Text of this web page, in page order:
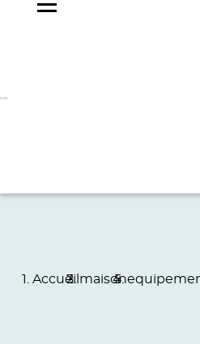
Accueil maison